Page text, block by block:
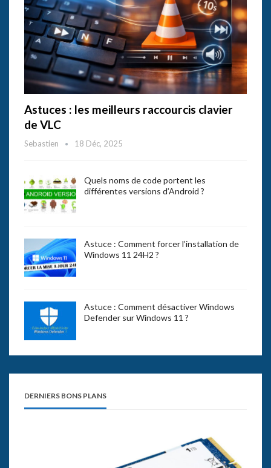
Astuces : les meilleurs raccourcis clavier
de VLC
Sebastien 18 Déc, 2025
Quels noms de code portent les
différentes versions d’Android ?
Astuce : Comment forcer l’installation de
Windows 11 24H2 ?
Astuce : Comment désactiver Windows
Defender sur Windows 11 ?
DERNIERS BONS PLANS